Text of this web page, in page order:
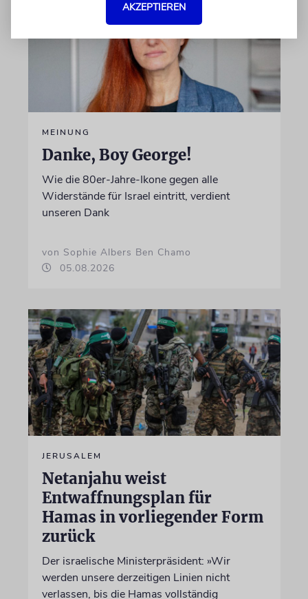
MEINUNG
Danke, Boy George!
Wie die 80er-Jahre-Ikone gegen alle
Widerstände für Israel eintritt, verdient
unseren Dank
von Sophie Albers Ben Chamo
05.08.2026
JERUSALEM
Netanjahu weist
Entwaffnungsplan für
Hamas in vorliegender Form
zurück
Der israelische Ministerpräsident: »Wir
werden unsere derzeitigen Linien nicht
verlassen, bis die Hamas vollständig
AKZEPTIEREN